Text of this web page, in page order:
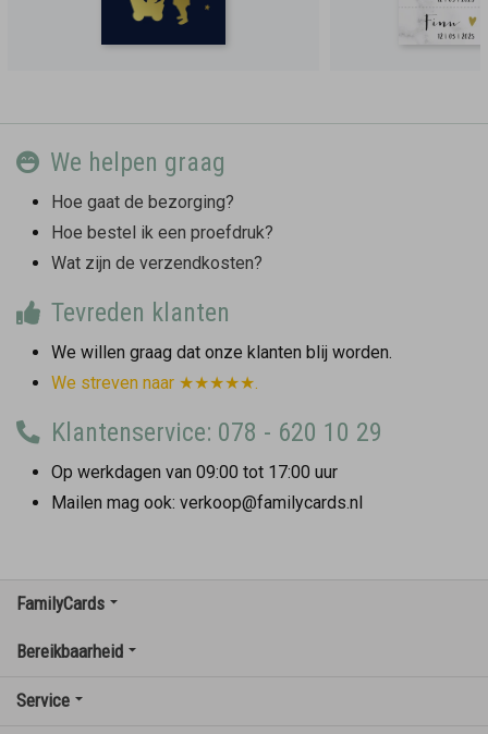
We helpen graag
Hoe gaat de bezorging?
Hoe bestel ik een proefdruk?
Wat zijn de verzendkosten?
Tevreden klanten
We willen graag dat onze klanten blij worden.
We streven naar ★★★★★.
Klantenservice: 078 - 620 10 29
Op werkdagen van 09:00 tot 17:00 uur
Mailen mag ook: verkoop@familycards.nl
FamilyCards
Bereikbaarheid
Service